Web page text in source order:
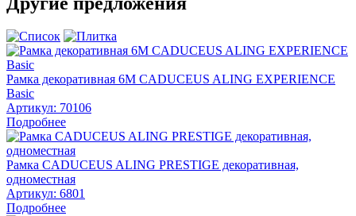
Рамка декоративная 6М CADUCEUS ALING EXPERIENCE
Basic
Артикул: 70106
Подробнее
Рамка CADUCEUS ALING PRESTIGE декоративная,
одноместная
Артикул: 6801
Подробнее